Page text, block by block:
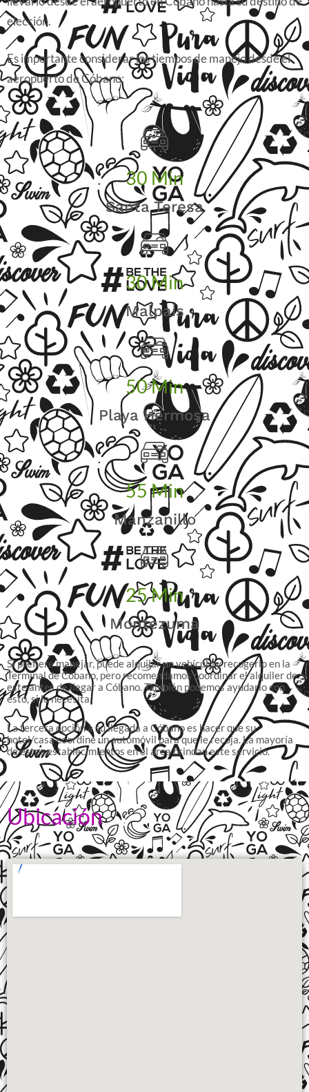
elección.
Es importante considerar los tiempos de manejo desde el
aeropuerto de Cóbano:
30 Min
Santa Teresa
30Min
Malpaís
50Min
Playa Hermosa
55Min
Manzanillo
25Min
Montezuma
Si prefiere manejar, puede alquilar un vehículo y recogerlo en la
Terminal de Cóbano, pero recomendamos coordinar el alquiler de
este antes de llegar a Cóbano. También podemos ayudarlo con
esto, si lo necesita.
La tercera opción a su llegada a Cóbano es hacer que su
hotel/casa coordine un automóvil para que le recoja. La mayoría
de estos establecimientos en el área brindan este servicio.
Ubicación